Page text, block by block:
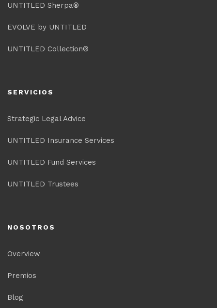
UNTITLED Sherpa®
EVOLVE by UNTITLED
UNTITLED Collection®
SERVICIOS
Strategic Legal Advice
UNTITLED Insurance Services
UNTITLED Fund Services
UNTITLED Trustees
NOSOTROS
Overview
Premios
Blog